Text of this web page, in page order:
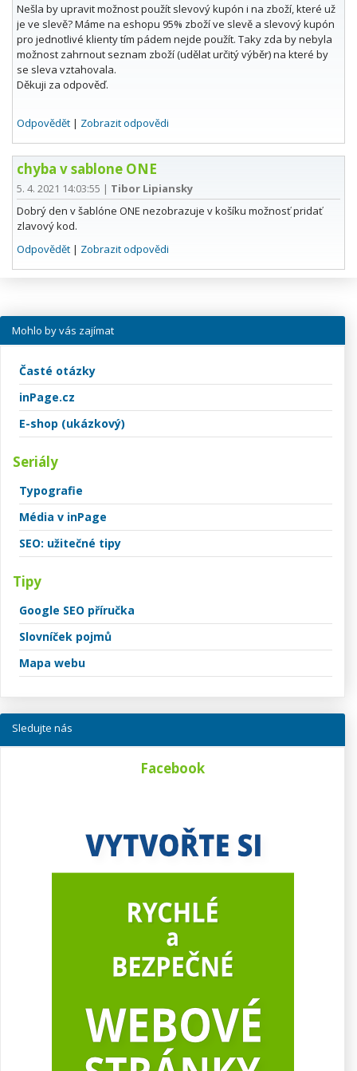
Nešla by upravit možnost použít slevový kupón i na zboží, které už
je ve slevě? Máme na eshopu 95% zboží ve slevě a slevový kupón
pro jednotlivé klienty tím pádem nejde použít. Taky zda by nebyla
možnost zahrnout seznam zboží (udělat určitý výběr) na které by
se sleva vztahovala.
Děkuji za odpověď.
Odpovědět | Zobrazit odpovědi
chyba v sablone ONE
5. 4. 2021 14:03:55 | Tibor Lipiansky
Dobrý den v šablóne ONE nezobrazuje v košíku možnosť pridať
zlavový kod.
Odpovědět | Zobrazit odpovědi
Mohlo by vás zajímat
Časté otázky
inPage.cz
E-shop (ukázkový)
Seriály
Typografie
Média v inPage
SEO: užitečné tipy
Tipy
Google SEO příručka
Slovníček pojmů
Mapa webu
Sledujte nás
Facebook